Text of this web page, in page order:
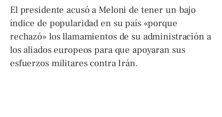
El presidente acusó a Meloni de tener un bajo
índice de popularidad en su país «porque
rechazó» los llamamientos de su administración a
los aliados europeos para que apoyaran sus
esfuerzos militares contra Irán.